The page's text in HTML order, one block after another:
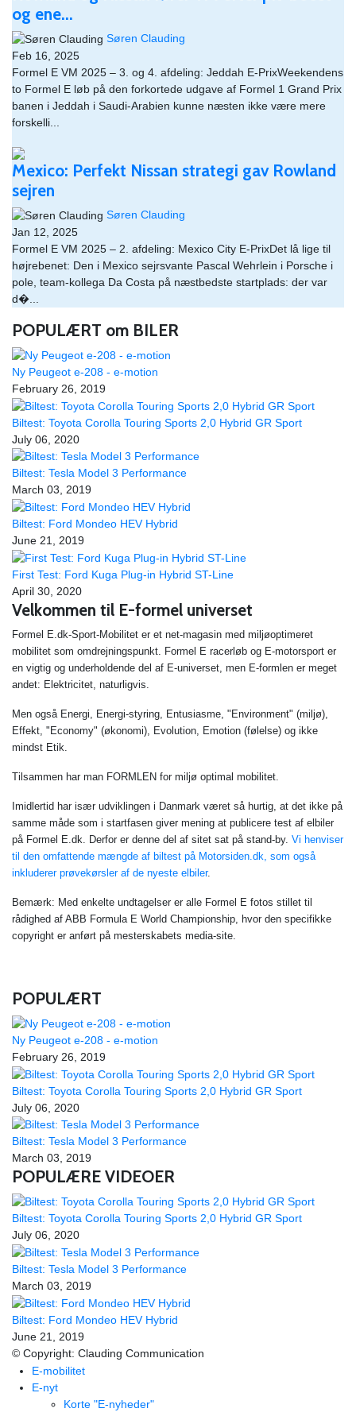
og ene...
Søren Clauding
Feb 16, 2025
Formel E VM 2025 – 3. og 4. afdeling: Jeddah E-PrixWeekendens
to Formel E løb på den forkortede udgave af Formel 1 Grand Prix
banen i Jeddah i Saudi-Arabien kunne næsten ikke være mere
forskelli...
Mexico: Perfekt Nissan strategi gav Rowland
sejren
Søren Clauding
Jan 12, 2025
Formel E VM 2025 – 2. afdeling: Mexico City E-PrixDet lå lige til
højrebenet: Den i Mexico sejrsvante Pascal Wehrlein i Porsche i
pole, team-kollega Da Costa på næstbedste startplads: der var
d�...
POPULÆRT om BILER
Ny Peugeot e-208 - e-motion
February 26, 2019
Biltest: Toyota Corolla Touring Sports 2,0 Hybrid GR Sport
July 06, 2020
Biltest: Tesla Model 3 Performance
March 03, 2019
Biltest: Ford Mondeo HEV Hybrid
June 21, 2019
First Test: Ford Kuga Plug-in Hybrid ST-Line
April 30, 2020
Velkommen til E-formel universet
Formel E.dk-Sport-Mobilitet er et net-magasin med miljøoptimeret
mobilitet som omdrejningspunkt. Formel E racerløb og E-motorsport er
en vigtig og underholdende del af E-universet, men E-formlen er meget
andet: Elektricitet, naturligvis.
Men også Energi, Energi-styring, Entusiasme, "Environment" (miljø),
Effekt, "Economy" (økonomi), Evolution, Emotion (følelse) og ikke
mindst Etik.
Tilsammen har man FORMLEN for miljø optimal mobilitet.
Imidlertid har især udviklingen i Danmark været så hurtig, at det ikke på
samme måde som i startfasen giver mening at publicere test af elbiler
på Formel E.dk. Derfor er denne del af sitet sat på stand-by. Vi henviser
til den omfattende mængde af biltest på Motorsiden.dk, som også
inkluderer prøvekørsler af de nyeste elbiler.
Bemærk: Med enkelte undtagelser er alle Formel E fotos stillet til
rådighed af ABB Formula E World Championship, hvor den specifikke
copyright er anført på mesterskabets media-site.
POPULÆRT
Ny Peugeot e-208 - e-motion
February 26, 2019
Biltest: Toyota Corolla Touring Sports 2,0 Hybrid GR Sport
July 06, 2020
Biltest: Tesla Model 3 Performance
March 03, 2019
POPULÆRE VIDEOER
Biltest: Toyota Corolla Touring Sports 2,0 Hybrid GR Sport
July 06, 2020
Biltest: Tesla Model 3 Performance
March 03, 2019
Biltest: Ford Mondeo HEV Hybrid
June 21, 2019
© Copyright: Clauding Communication
E-mobilitet
E-nyt
Korte "E-nyheder"